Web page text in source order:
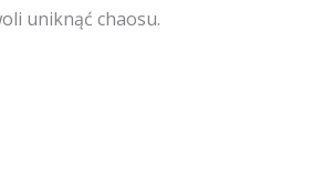
uniknąć chaosu.